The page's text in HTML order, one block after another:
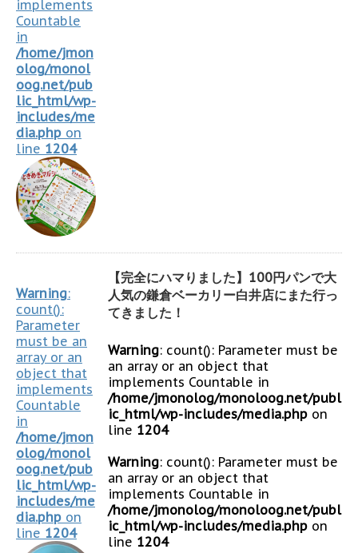
implements
Countable
in
/home/jmon
olog/monol
oog.net/pub
lic_html/wp-
includes/me
dia.php on
line 1204
Warning:
count():
Parameter
must be an
array or an
object that
implements
Countable
in
/home/jmon
olog/monol
oog.net/pub
lic_html/wp-
includes/me
dia.php on
line 1204
【完全にハマりました】100円パンで大
人気の鎌倉ベーカリー白井店にまた行っ
てきました！
Warning: count(): Parameter must be
an array or an object that
implements Countable in
/home/jmonolog/monoloog.net/publ
ic_html/wp-includes/media.php on
line 1204
Warning: count(): Parameter must be
an array or an object that
implements Countable in
/home/jmonolog/monoloog.net/publ
ic_html/wp-includes/media.php on
line 1204